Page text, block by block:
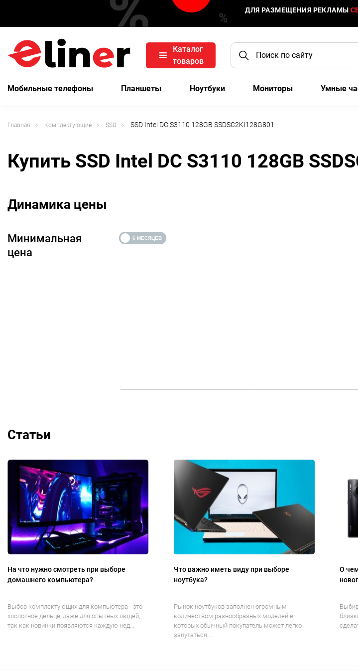
ДЛЯ РАЗМЕЩЕНИЯ РЕКЛАМЫ
Каталог
товаров
Мобильные телефоны Планшеты Ноутбуки Мониторы Умные
Главная Комплектующие SSD SSD Intel DC S3110 128GB SSDSC2KI128G801
Купить SSD Intel DC S3110 128GB
Динамика цены
Минимальная
цена
Статьи
На что нужно смотреть при выборе
домашнего компьютера?
Выбор комплектующих для компьютера - это
хлопотное дельце, даже для опытных людей,
так как новинки появляются каждую нед...
Что важно иметь виду при выборе
ноутбука?
Рынок ноутбуков заполнен огромным
количеством разнообразных моделей в
которых обычный покупатель может легко
запутаться....
О